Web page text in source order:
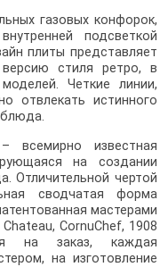
газовых конфорок,
подсветкой
плиты представляет
стиля ретро, в
Четкие линии,
отвлекать истинного
блюда.
всемирно известная
на создании
Отличительной чертой
сводчатая форма
мастерами
CornuChef, 1908
на заказ, каждая
на изготовление